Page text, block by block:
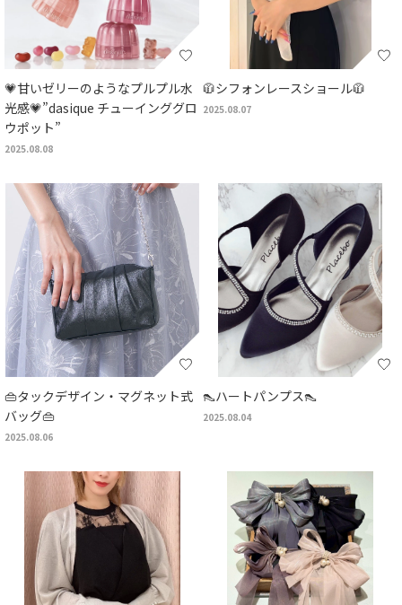
💗甘いゼリーのようなプルプル水
光感💗”dasique チューインググロ
ウポット”
2025.08.08
🧥シフォンレースショール🧥
2025.08.07
👜タックデザイン・マグネット式
バッグ👜
2025.08.06
👠ハートパンプス👠
2025.08.04